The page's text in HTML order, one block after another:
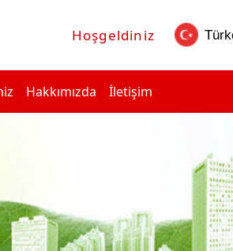
Hoşgeldiniz
Hakkımızda İletişim